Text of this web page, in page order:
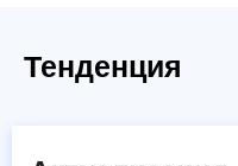
Тенденция